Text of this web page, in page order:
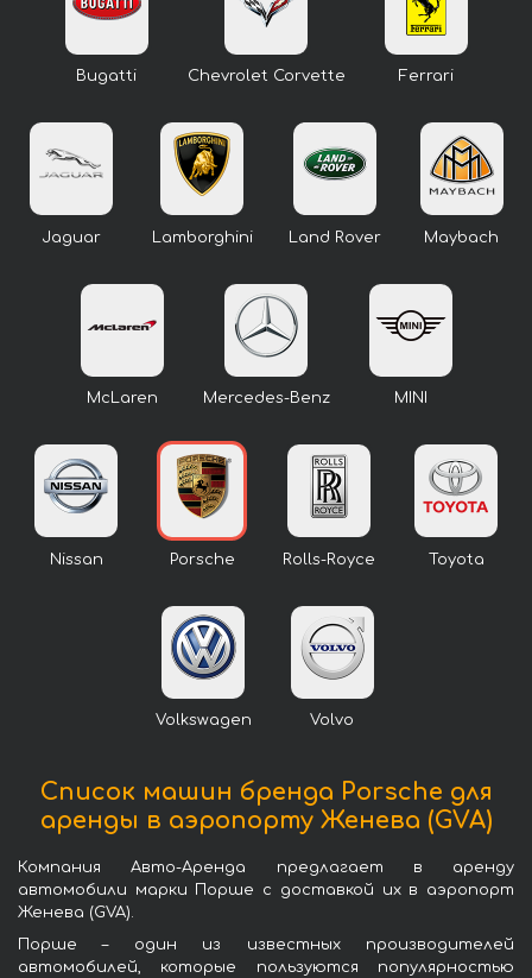
Bugatti Chevrolet Corvette Ferrari
Jaguar Lamborghini Land Rover Maybach
McLaren Mercedes-Benz MINI
Nissan Porsche Rolls-Royce Toyota
Volkswagen Volvo
Список машин бренда Porsche для
аренды в аэропорту Женева (GVA)
Компания Авто-Аренда предлагает в аренду
автомобили марки Порше с доставкой их в аэропорт
Женева (GVA).
Порше – один из известных производителей
автомобилей, которые пользуются популярностью